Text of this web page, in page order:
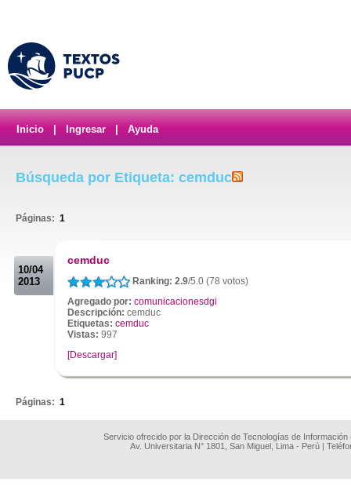
Inicio Ingresar Ayuda
Búsqueda por Etiqueta: cemduc
Páginas: 1
10/04
2013
cemduc
Ranking: 2.9/5.0 (78 votos)
Agregado por: comunicacionesdgi
Descripción: cemduc
Etiquetas: cemduc
Vistas: 997
[Descargar]
Páginas: 1
Servicio ofrecido por la Dirección de Tecnologías de
Av. Universitaria N° 1801, San Miguel, Lima - Perú |